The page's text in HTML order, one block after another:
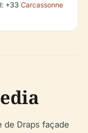
+33 Carcassonne